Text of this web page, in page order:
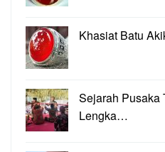
Khasiat Batu
Sejarah Pusaka
Lengka…